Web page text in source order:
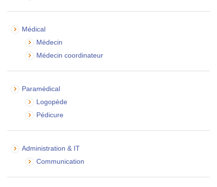
Médical
Médecin
Médecin coordinateur
Paramédical
Logopède
Pédicure
Administration & IT
Communication